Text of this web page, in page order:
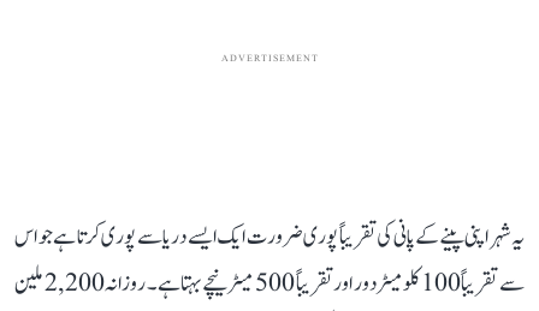
ADVERTISEMENT
یہ شہر اپنی پینے کے پانی کی تقریباً پوری ضرورت ایک ایسے دریا سے پوری کرتا ہے جو اس
سے تقریباً 100 کلومیٹر دور اور تقریباً 500 میٹر نیچے بہتا ہے۔ روزانہ 2,200 ملین